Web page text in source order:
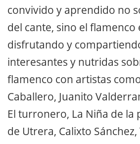
convivido y aprendido no
del cante, sino el flamenco
disfrutando y
interesantes y nutridas
flamenco con artistas
Caballero, Juanito
El turronero, La Niña de la
de Utrera, Calixto